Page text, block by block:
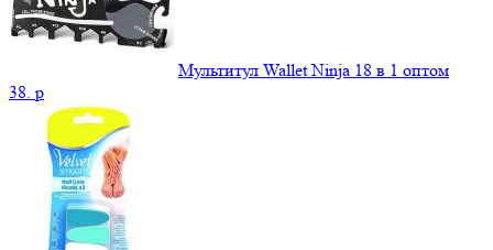
Мультитул Wallet Ninja 18 в 1 оптом
38. p